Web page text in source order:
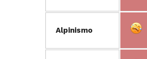
Alpinismo